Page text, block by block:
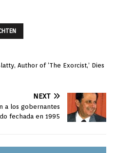
Author of ‘The Exorcist,’ Dies
NEXT
a los gobernantes
fechada en 1995